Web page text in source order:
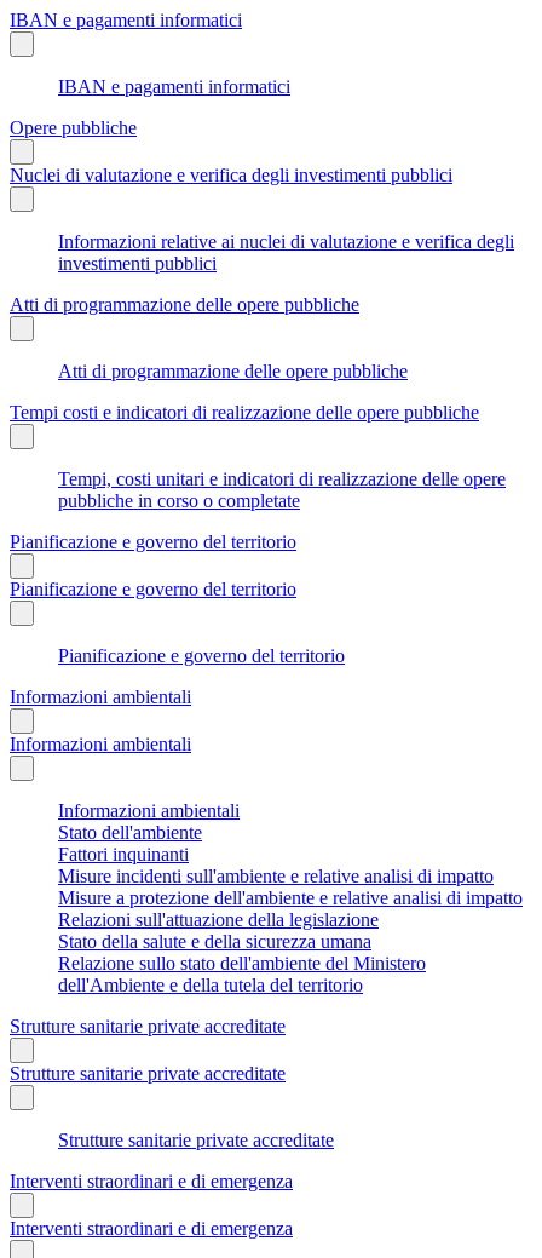
IBAN e pagamenti informatici
IBAN e pagamenti informatici
Opere pubbliche
Nuclei di valutazione e verifica degli investimenti pubblici
Informazioni relative ai nuclei di valutazione e verifica degli
investimenti pubblici
Atti di programmazione delle opere pubbliche
Atti di programmazione delle opere pubbliche
Tempi costi e indicatori di realizzazione delle opere pubbliche
Tempi, costi unitari e indicatori di realizzazione delle opere
pubbliche in corso o completate
Pianificazione e governo del territorio
Pianificazione e governo del territorio
Pianificazione e governo del territorio
Informazioni ambientali
Informazioni ambientali
Informazioni ambientali
Stato dell'ambiente
Fattori inquinanti
Misure incidenti sull'ambiente e relative analisi di impatto
Misure a protezione dell'ambiente e relative analisi di impatto
Relazioni sull'attuazione della legislazione
Stato della salute e della sicurezza umana
Relazione sullo stato dell'ambiente del Ministero
dell'Ambiente e della tutela del territorio
Strutture sanitarie private accreditate
Strutture sanitarie private accreditate
Strutture sanitarie private accreditate
Interventi straordinari e di emergenza
Interventi straordinari e di emergenza